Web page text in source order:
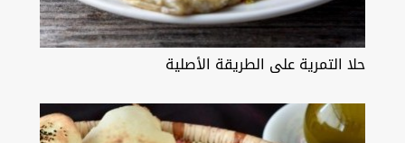
حلا التمرية على الطريقة الأصلية